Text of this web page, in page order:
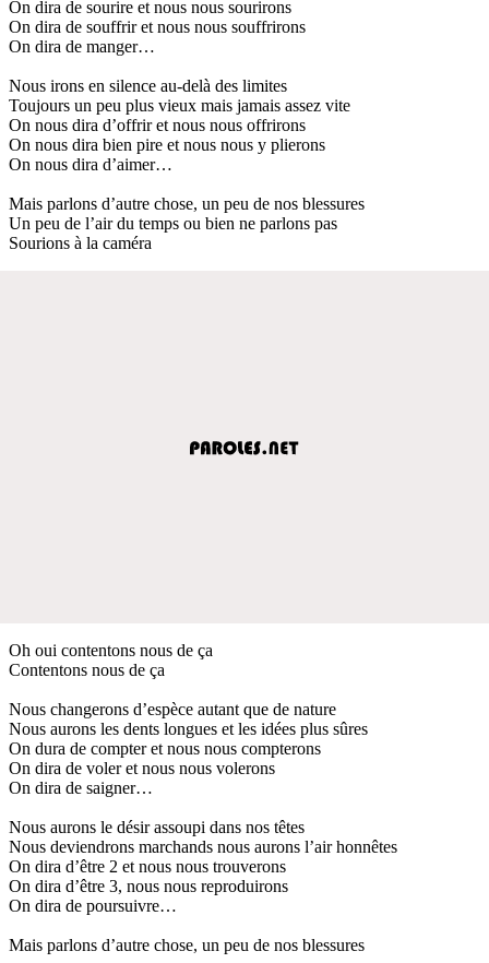
On dira de sourire et nous nous sourirons
On dira de souffrir et nous nous souffrirons
On dira de manger…
Nous irons en silence au-delà des limites
Toujours un peu plus vieux mais jamais assez vite
On nous dira d’offrir et nous nous offrirons
On nous dira bien pire et nous nous y plierons
On nous dira d’aimer…
Mais parlons d’autre chose, un peu de nos blessures
Un peu de l’air du temps ou bien ne parlons pas
Sourions à la caméra
Oh oui contentons nous de ça
Contentons nous de ça
Nous changerons d’espèce autant que de nature
Nous aurons les dents longues et les idées plus sûres
On dura de compter et nous nous compterons
On dira de voler et nous nous volerons
On dira de saigner…
Nous aurons le désir assoupi dans nos têtes
Nous deviendrons marchands nous aurons l’air honnêtes
On dira d’être 2 et nous nous trouverons
On dira d’être 3, nous nous reproduirons
On dira de poursuivre…
Mais parlons d’autre chose, un peu de nos blessures